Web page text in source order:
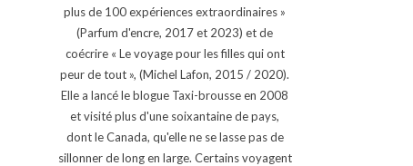
plus de 100 expériences extraordinaires »
(Parfum d'encre, 2017 et 2023) et de
coécrire « Le voyage pour les filles qui ont
peur de tout », (Michel Lafon, 2015 / 2020).
Elle a lancé le blogue Taxi-brousse en 2008
et visité plus d'une soixantaine de pays,
dont le Canada, qu'elle ne se lasse pas de
sillonner de long en large. Certains voyagent